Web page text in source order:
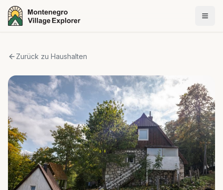
Zurück zu Haushalten